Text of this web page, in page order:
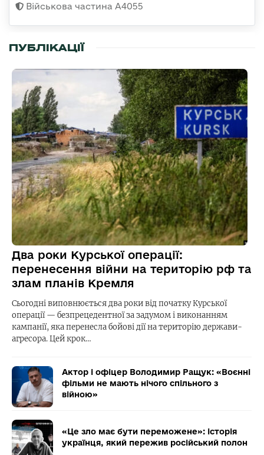
Військова частина А4055
ПУБЛІКАЦІЇ
Два роки Курської операції:
перенесення війни на територію рф та
злам планів Кремля
Сьогодні виповнюється два роки від початку Курської
операції — безпрецедентної за задумом і виконанням
кампанії, яка перенесла бойові дії на територію держави-
агресора. Цей крок…
Актор і офіцер Володимир Ращук: «Воєнні
фільми не мають нічого спільного з
війною»
«Це зло має бути переможене»: історія
українця, який пережив російський полон